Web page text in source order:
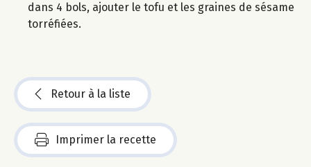
dans 4 bols, ajouter le tofu et les graines de sésame
torréfiées.
Retour à la liste
Imprimer la recette